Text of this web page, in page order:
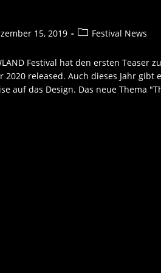
15, 2019 Festival News
Festival hat den ersten Teaser
2020 released. Auch dieses Jahr gibt
auf das Design. Das neue Thema